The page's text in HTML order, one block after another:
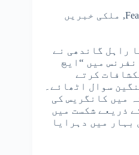
, ملکی خبریں
راہل گاندھی نے
میں “ایچ
کرتے
سوال اٹھائے۔
میں کانگریس کی
ذریعے شکست میں
بہار میں دہرایا